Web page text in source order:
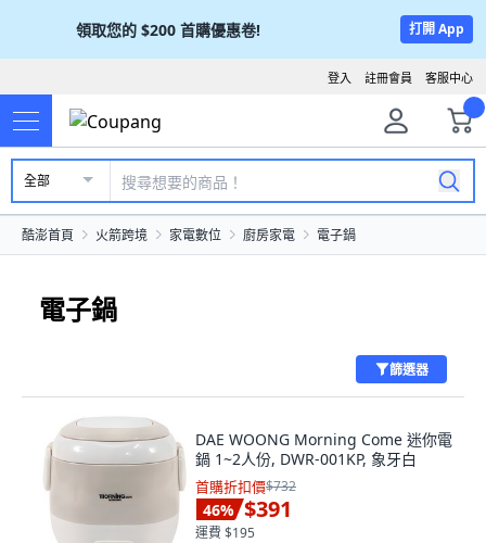
領取您的 $200 首購優惠卷! 打開 App
客服中心
註冊會員
登入
全部
酷澎首頁 火箭跨境 家電數位 廚房家電 電子鍋
電子鍋
篩選器
DAE WOONG Morning Come 迷你電
鍋 1~2人份, DWR-001KP, 象牙白
首購折扣價$732
46% $391
運費 $195